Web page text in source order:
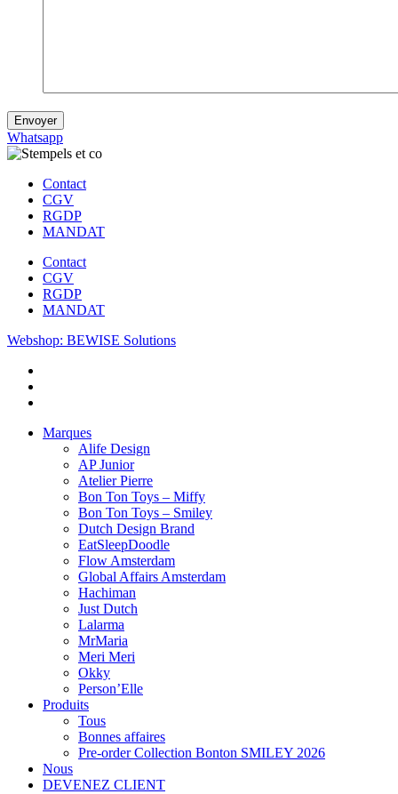
Whatsapp
Contact
CGV
RGDP
MANDAT
Contact
CGV
RGDP
MANDAT
Webshop: BEWISE Solutions
Marques
Alife Design
AP Junior
Atelier Pierre
Bon Ton Toys – Miffy
Bon Ton Toys – Smiley
Dutch Design Brand
EatSleepDoodle
Flow Amsterdam
Global Affairs Amsterdam
Hachiman
Just Dutch
Lalarma
MrMaria
Meri Meri
Okky
Person’Elle
Produits
Tous
Bonnes affaires
Pre-order Collection Bonton SMILEY 2026
Nous
DEVENEZ CLIENT